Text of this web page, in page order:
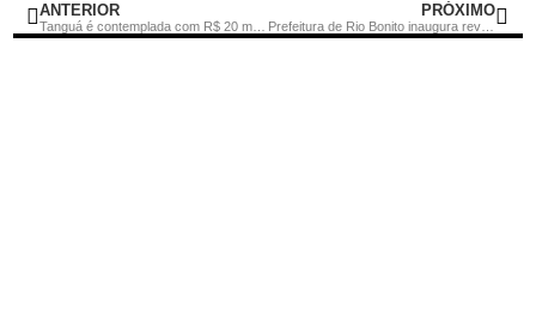
ANTERIOR
Tanguá é contemplada com R$ 20 mil em livros para bibliotecas públicas
PRÓXIMO
Prefeitura de Rio Bonito inaugura revitalização da Praça de Cidade Nova